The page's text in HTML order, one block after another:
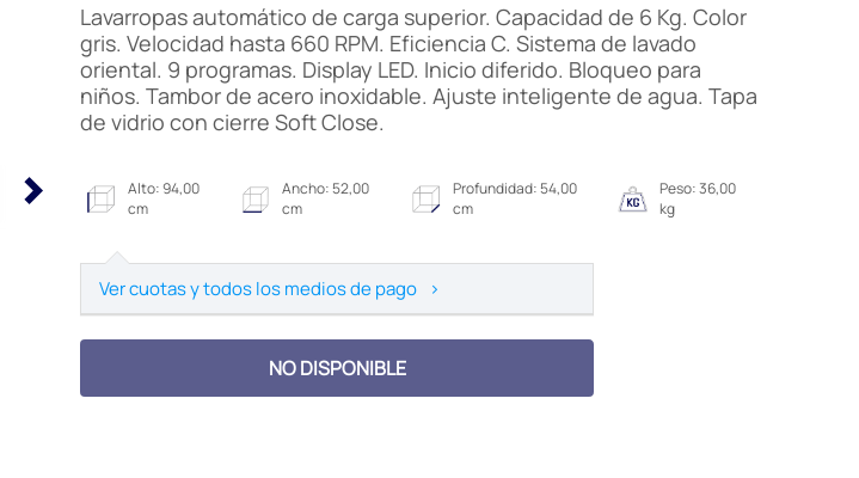
Lavarropas automático de carga superior. Capacidad de 6 Kg. Color
gris. Velocidad hasta 660 RPM. Eficiencia C. Sistema de lavado
oriental. 9 programas. Display LED. Inicio diferido. Bloqueo para
niños. Tambor de acero inoxidable. Ajuste inteligente de agua. Tapa
de vidrio con cierre Soft Close.
Alto: 94,00
cm
Ancho: 52,00
cm
Profundidad: 54,00
cm
Peso: 36,00
kg
Ver cuotas y todos los medios de pago >
NO DISPONIBLE